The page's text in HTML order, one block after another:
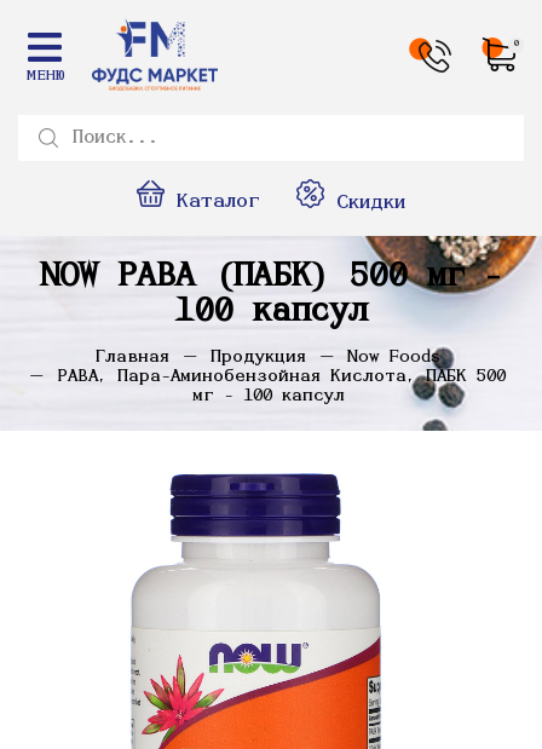
МЕНЮ
0
Каталог Скидки
NOW PABA (ПАБК) 500 мг -
100 капсул
Главная Продукция
Now Foods
PABA, Пара-Аминобензойная Кислота, ПАБК 500
мг - 100 капсул